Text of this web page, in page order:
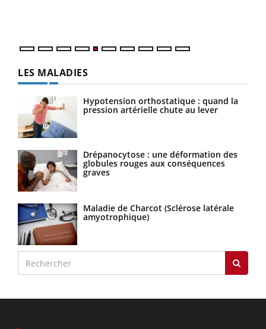
LES MALADIES
Hypotension orthostatique : quand la
pression artérielle chute au lever
Drépanocytose : une déformation des
globules rouges aux conséquences
graves
Maladie de Charcot (Sclérose latérale
amyotrophique)